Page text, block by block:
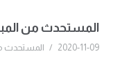
المستحدث من
2020-11-09
/ المستحدث